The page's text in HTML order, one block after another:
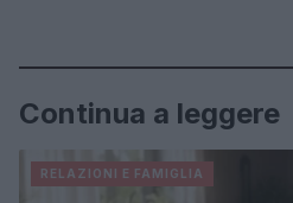
Continua a leggere
RELAZIONI E FAMIGLIA